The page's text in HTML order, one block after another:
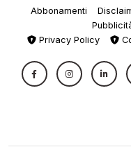
Abbonamenti
Privacy Policy